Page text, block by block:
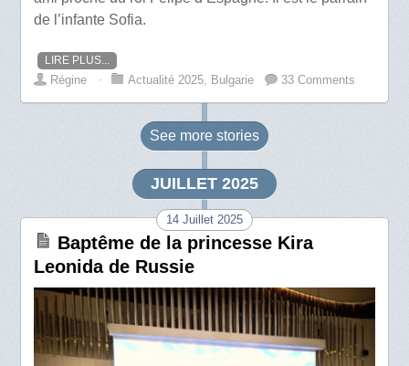
de l’infante Sofia.
LIRE PLUS...
Régine ⋅ Actualité 2025, Bulgarie 33 Comments
See more stories
JUILLET 2025
14 Juillet 2025
Baptême de la princesse Kira
Leonida de Russie